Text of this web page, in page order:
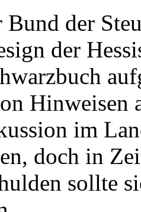
Bund der
der
Hinweisen
im
doch in
sollte